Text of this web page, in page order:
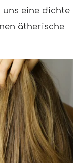
uns eine dichte
ätherische